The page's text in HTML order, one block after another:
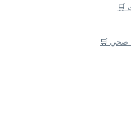
🛒
صحي 🛒